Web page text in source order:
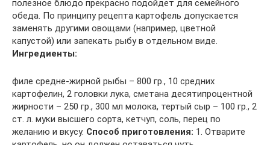
полезное блюдо прекрасно подойдет для семейного
обеда. По принципу рецепта картофель допускается
заменять другими овощами (например, цветной
капустой) или запекать рыбу в отдельном виде.
Ингредиенты:
филе средне-жирной рыбы – 800 гр., 10 средних
картофелин, 2 головки лука, сметана десятипроцентной
жирности – 250 гр., 300 мл молока, тертый сыр – 100 гр., 2
ст. л. муки высшего сорта, кетчуп, соль, перец по
желанию и вкусу. Способ приготовления: 1. Отварите